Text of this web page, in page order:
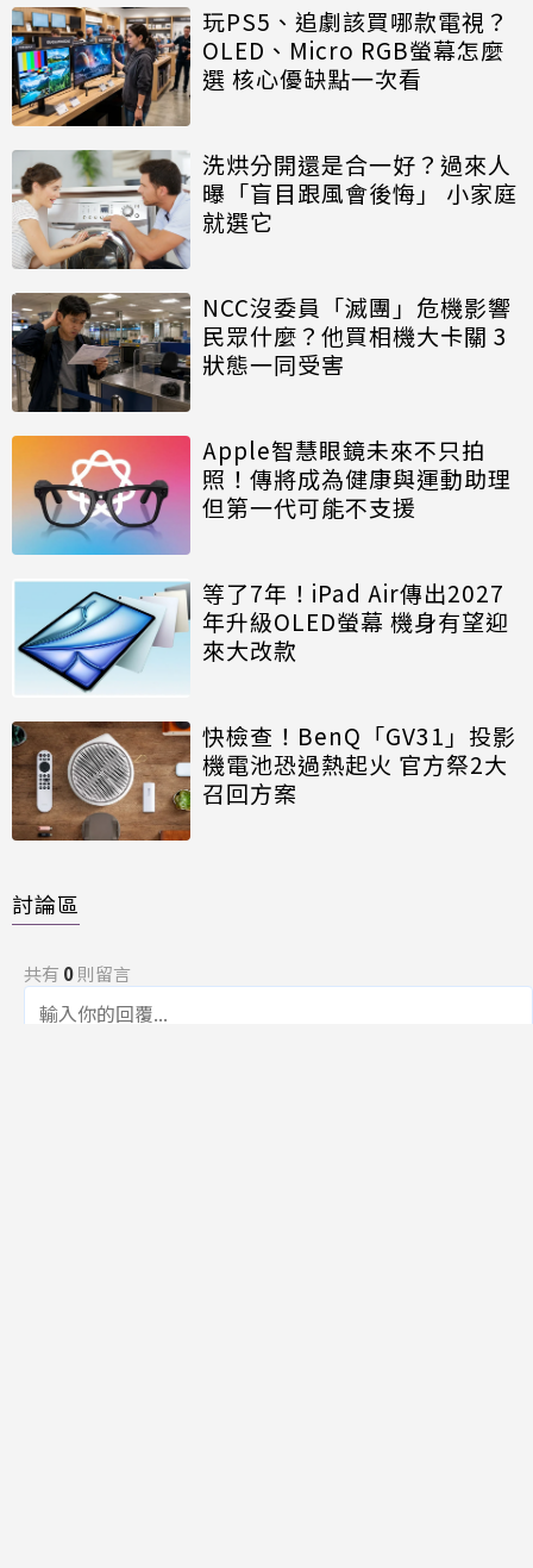
玩PS5、追劇該買哪款電視？
OLED、Micro RGB螢幕怎麼
選 核心優缺點一次看
洗烘分開還是合一好？過來人
曝「盲目跟風會後悔」 小家庭
就選它
NCC沒委員「滅團」危機影響
民眾什麼？他買相機大卡關 3
狀態一同受害
Apple智慧眼鏡未來不只拍
照！傳將成為健康與運動助理
但第一代可能不支援
等了7年！iPad Air傳出2027
年升級OLED螢幕 機身有望迎
來大改款
快檢查！BenQ「GV31」投影
機電池恐過熱起火 官方祭2大
召回方案
討論區
共有 0則留言